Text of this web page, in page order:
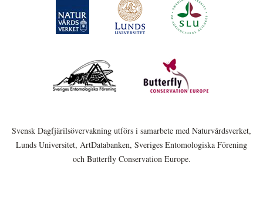
Svensk Dagfjärilsövervakning utförs i samarbete med Naturvårdsverket,
Lunds Universitet, ArtDatabanken, Sveriges Entomologiska Förening
och Butterfly Conservation Europe.